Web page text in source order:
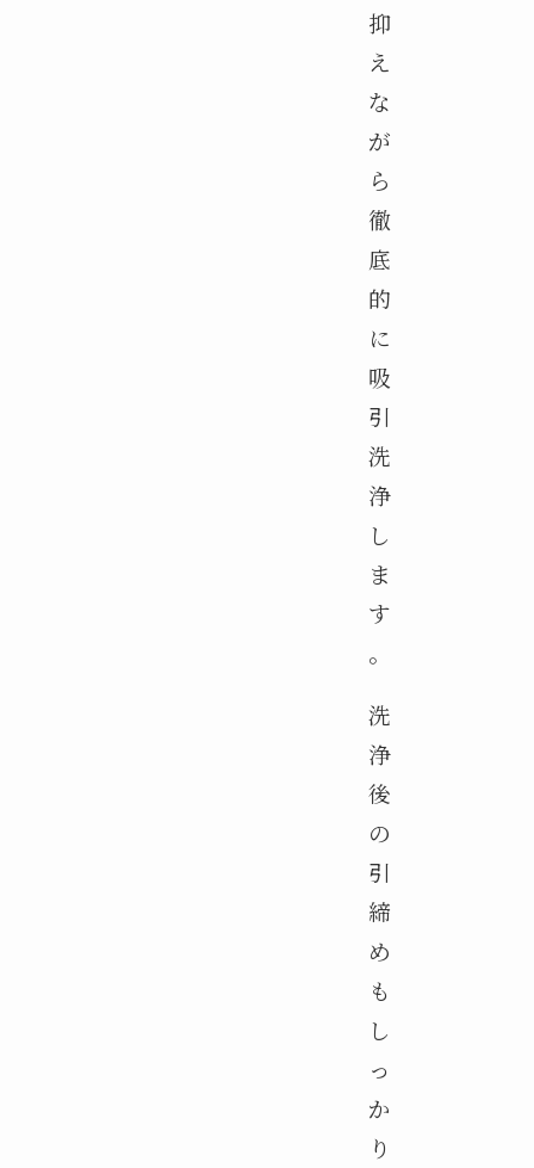
抑
え
な
が
ら
徹
底
的
に
吸
引
洗
浄
し
ま
す
。
洗
浄
後
の
引
締
め
も
し
っ
か
り